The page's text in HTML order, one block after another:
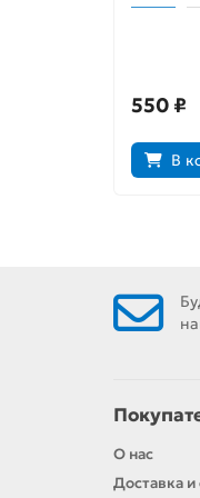
550 ₽
В
О нас
Доставка и